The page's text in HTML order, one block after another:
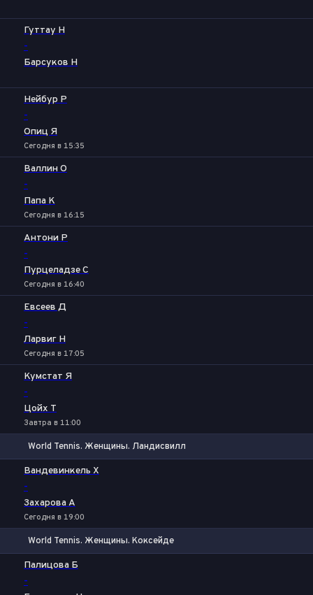
Гуттау Н
-
Барсуков Н
Нейбур Р
-
Опиц Я
Сегодня в 15:35
Валлин О
-
Папа К
Сегодня в 16:15
Антони Р
-
Пурцеладзе С
Сегодня в 16:40
Евсеев Д
-
Ларвиг Н
Сегодня в 17:05
Кумстат Я
-
Цойх Т
Завтра в 11:00
World Tennis. Женщины. Ландисвилл
Вандевинкель Х
-
Захарова А
Сегодня в 19:00
World Tennis. Женщины. Коксейде
Палицова Б
-